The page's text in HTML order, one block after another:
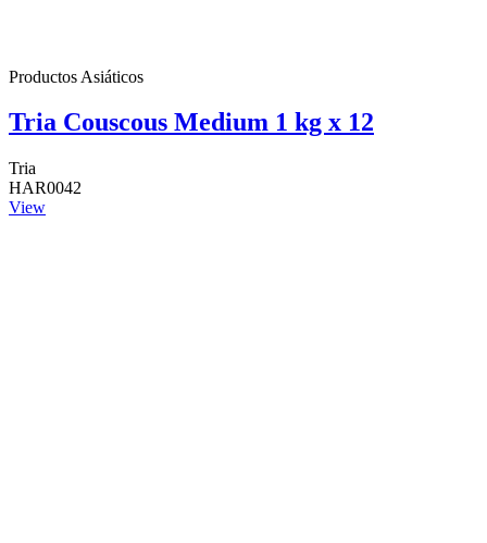
Productos Asiáticos
Tria Couscous Medium 1 kg x 12
Tria
HAR0042
View